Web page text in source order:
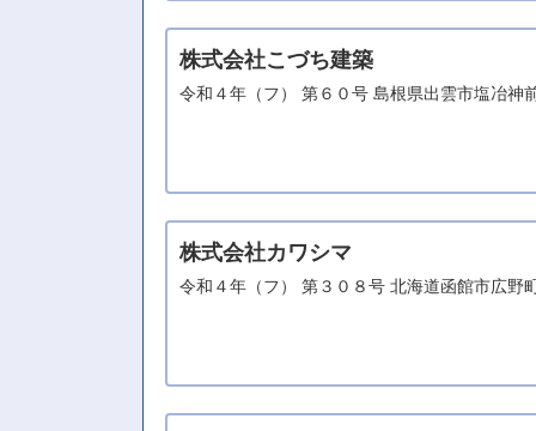
株式会社こづち建築
令和４年（フ） 第６０号 島根県出雲市塩冶
株式会社カワシマ
令和４年（フ） 第３０８号 北海道函館市広